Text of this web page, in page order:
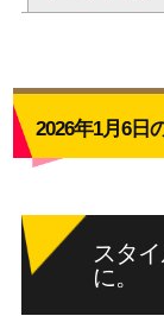
2026年1月6日
スタ
に。